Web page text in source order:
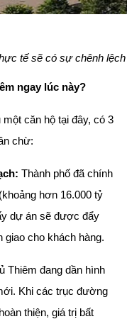
tế sẽ có sự chênh
ngay lúc này?
căn hộ tại đây, có 3
chừ:
Thành phố đã chính
hơn 16.000 tỷ
dự án sẽ được đẩy
giao cho khách hàng.
Thiêm đang dần hình
Khi các trục đường
thiện, giá trị bất